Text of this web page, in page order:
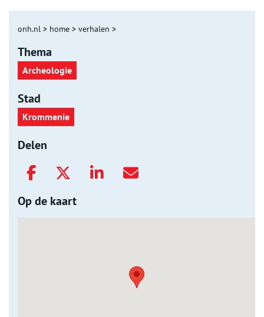
onh.nl > home > verhalen >
Thema
Archeologie
Stad
Krommenie
Delen
Op de kaart